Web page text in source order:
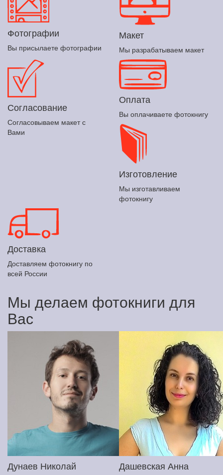
Фотографии
Вы присылаете фотографии
Макет
Мы разрабатываем макет
Согласование
Согласовываем макет с
Вами
Оплата
Вы оплачиваете фотокнигу
Изготовление
Мы изготавливаем
фотокнигу
Доставка
Доставляем фотокнигу по
всей России
Мы делаем фотокниги для
Вас
Дунаев Николай Дашевская Анна